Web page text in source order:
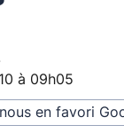
à 09h05
en favori